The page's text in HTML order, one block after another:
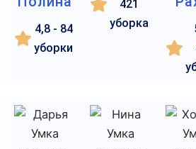
4,8 - 84
уборки
421
уборка